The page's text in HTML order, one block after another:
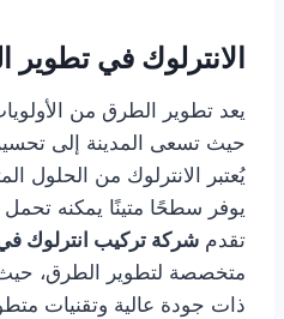
الانترلوك في
يعد تطوير الطرق من
حيث تسعى المدينة إلى تحسين
يُعتبر الانترلوك من الحلول
يوفر سطحًا متينًا يمكنه تحمل
تقدم شركة تركيب انترلوك
متخصصة لتطوير الطرق،
ذات جودة عالية وتقنيات